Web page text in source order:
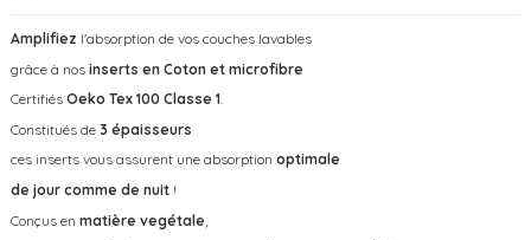
Amplifiez l'absorption de vos couches lavables
grâce à nos inserts en Coton et microfibre
Certifiés Oeko Tex 100 Classe 1.
Constitués de 3 épaisseurs
ces inserts vous assurent une absorption optimale
de jour comme de nuit !
Conçus en matière vegétale